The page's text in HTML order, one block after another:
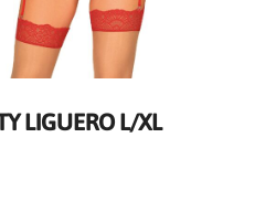
LIGUERO L/XL